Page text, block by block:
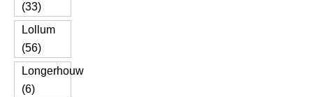
(33)
Lollum
(56)
Longerhouw
(6)